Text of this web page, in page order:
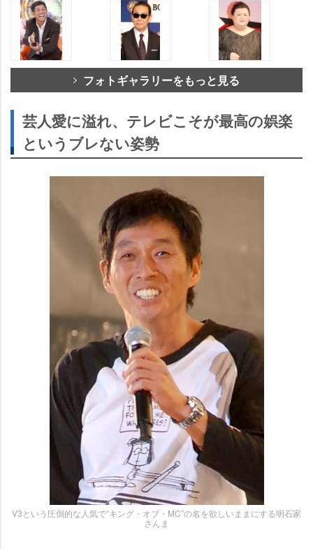
フォトギャラリーをもっと見る
芸人愛に溢れ、テレビこそが最高の娯楽
というブレない姿勢
V3という圧倒的な人気で“キング・オブ・MC”の名を欲しいままにする明石家
さんま